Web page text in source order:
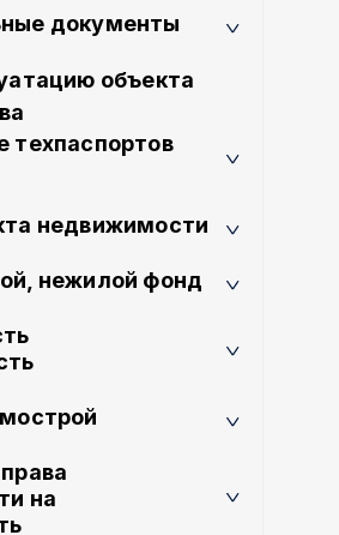
документы
объекта
техпаспортов
недвижимости
нежилой фонд
на